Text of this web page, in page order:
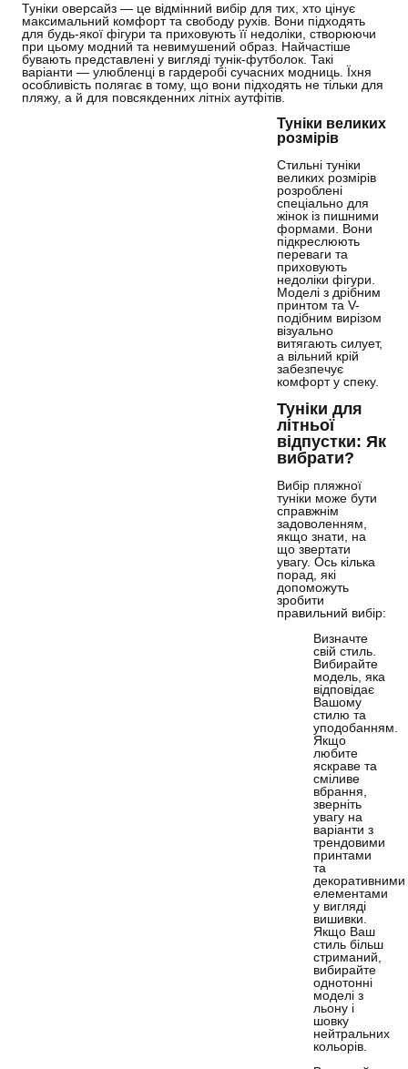
Туніки оверсайз — це відмінний вибір для тих, хто цінує
максимальний комфорт та свободу рухів. Вони підходять
для будь-якої фігури та приховують її недоліки, створюючи
при цьому модний та невимушений образ. Найчастіше
бувають представлені у вигляді тунік-футболок. Такі
варіанти — улюбленці в гардеробі сучасних модниць. Їхня
особливість полягає в тому, що вони підходять не тільки для
пляжу, а й для повсякденних літніх аутфітів.
Туніки великих
розмірів
Стильні туніки
великих розмірів
розроблені
спеціально для
жінок із пишними
формами. Вони
підкреслюють
переваги та
приховують
недоліки фігури.
Моделі з дрібним
принтом та V-
подібним вирізом
візуально
витягають силует,
а вільний крій
забезпечує
комфорт у спеку.
Туніки для
літньої
відпустки: Як
вибрати?
Вибір пляжної
туніки може бути
справжнім
задоволенням,
якщо знати, на
що звертати
увагу. Ось кілька
порад, які
допоможуть
зробити
правильний вибір:
Визначте
свій стиль.
Вибирайте
модель, яка
відповідає
Вашому
стилю та
уподобанням.
Якщо
любите
яскраве та
сміливе
вбрання,
зверніть
увагу на
варіанти з
трендовими
принтами
та
декоративними
елементами
у вигляді
вишивки.
Якщо Ваш
стиль більш
стриманий,
вибирайте
однотонні
моделі з
льону і
шовку
нейтральних
кольорів.